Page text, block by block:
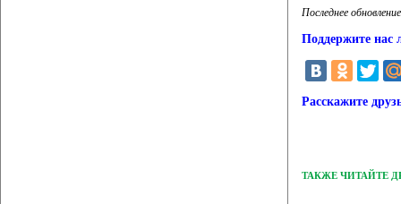
Последнее
Поддержите нас
Расскажите
ТАКЖЕ ЧИТАЙТЕ